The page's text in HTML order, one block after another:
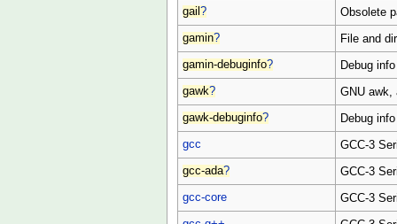
gail? Obsolete
gamin? File and
gamin-debuginfo? Debug
gawk? GNU awk,
gawk-debuginfo? Debug
gcc GCC-3
gcc-ada? GCC-3
gcc-core GCC-3